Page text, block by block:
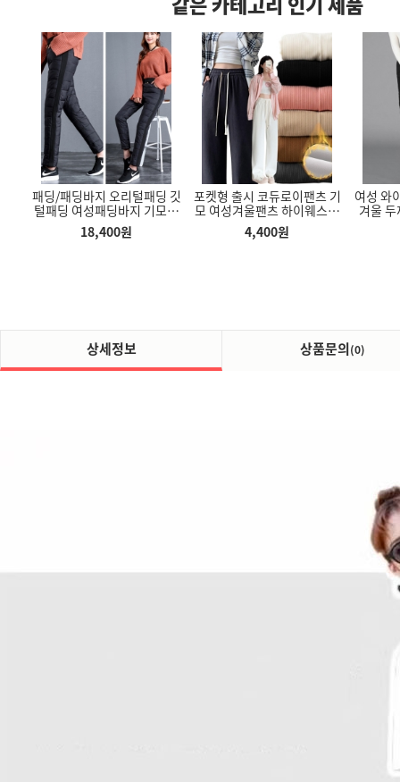
패딩/패딩바지 오리털패딩 깃
털패딩 여성패딩바지 기모바
지
18,400원
포켓형 출시 코듀로이팬츠 기
모 여성겨울팬츠 하이웨스트
팬츠 데일리바지 트레이닝
4,400원
여성 와
겨울
이 우수한 헬
바지 반바지
다리 길어보이는 여성바지 트
레이닝 팬츠
부드럽고 편안한 쫀쫀한 목폴
라티 봄 가을 겨울 슬림한 모
상세정보 상품문의(0)